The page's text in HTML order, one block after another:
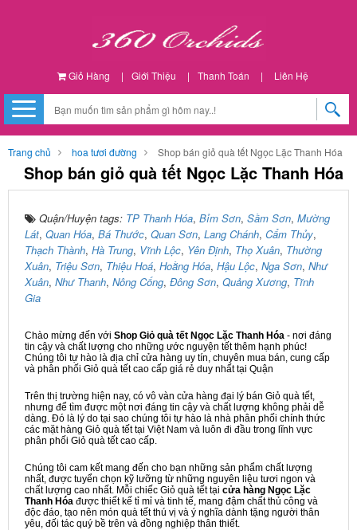
Giỏ Hàng | Giới Thiệu | Thanh Toán | Liên Hệ
Trang chủ hoa tươi đường Shop bán giỏ quà tết Ngọc Lặc Thanh Hóa
Shop bán giỏ quà tết Ngọc Lặc Thanh Hóa
Quận/Huyện tags: TP Thanh Hóa, Bỉm Sơn, Sầm Sơn, Mường
Lát, Quan Hóa, Bá Thước, Quan Sơn, Lang Chánh, Cẩm Thủy,
Thạch Thành, Hà Trung, Vĩnh Lộc, Yên Định, Thọ Xuân, Thường
Xuân, Triệu Sơn, Thiệu Hoá, Hoằng Hóa, Hậu Lộc, Nga Sơn, Như
Xuân, Như Thanh, Nông Cống, Đông Sơn, Quảng Xương, Tĩnh
Gia
Chào mừng đến với Shop Giỏ quà tết Ngọc Lặc Thanh Hóa - nơi đáng
tin cậy và chất lượng cho những ước nguyện tết thêm hạnh phúc!
Chúng tôi tự hào là địa chỉ cửa hàng uy tín, chuyên mua bán, cung cấp
và phân phối Giỏ quà tết cao cấp giá rẻ duy nhất tại Quận
Trên thị trường hiện nay, có vô vàn cửa hàng đại lý bán Giỏ quà tết,
nhưng để tìm được một nơi đáng tin cậy và chất lượng không phải dễ
dàng. Đó là lý do tại sao chúng tôi tự hào là nhà phân phối chính thức
các mặt hàng Giỏ quà tết tại Việt Nam và luôn đi đầu trong lĩnh vực
phân phối Giỏ quà tết cao cấp.
Chúng tôi cam kết mang đến cho bạn những sản phẩm chất lượng
nhất, được tuyển chọn kỹ lưỡng từ những nguyên liệu tươi ngon và
chất lượng cao nhất. Mỗi chiếc Giỏ quà tết tại cửa hàng Ngọc Lặc
Thanh Hóa được thiết kế tỉ mỉ và tinh tế, mang đậm chất thủ công và
độc đáo, tạo nên món quà tết thú vị và ý nghĩa dành tặng người thân
yêu, đối tác quý bề trên và đồng nghiệp thân thiết.